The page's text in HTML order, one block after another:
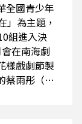
全國青少年
」為主題，
組進入決
在南海劇
樣戲劇節製
蔡雨彤（太